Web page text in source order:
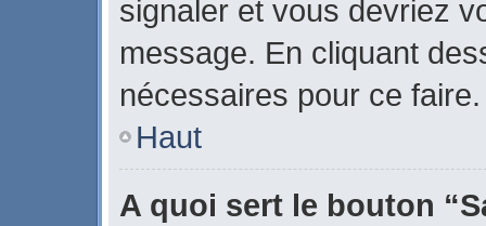
signaler et vous devriez
message. En cliquant
nécessaires pour ce faire.
Haut
A quoi sert le bouton